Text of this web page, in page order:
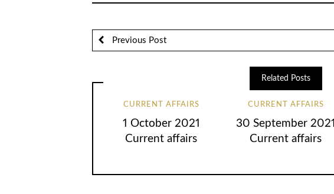
Previous Post
Related Posts
CURRENT AFFAIRS
1 October 2021
Current affairs
CURRENT AFFAIRS
30 September 2021
Current affairs